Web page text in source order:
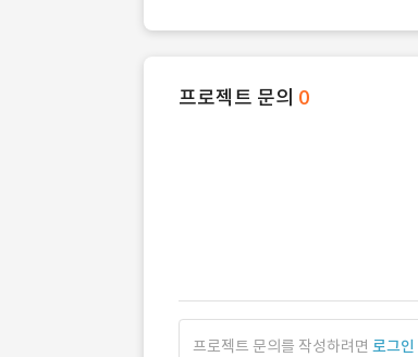
프로젝트 문의 0
프로젝트 문의를 작성하려면 로그인